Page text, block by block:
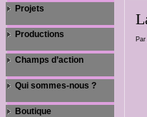
Par
Projets
Productions
Champs d’action
Qui sommes-nous ?
Boutique